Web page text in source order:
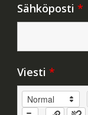
Sähköposti *
Viesti *